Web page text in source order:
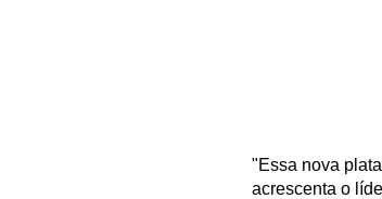
"Essa nova
acrescenta o